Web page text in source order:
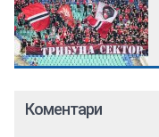
Коментари